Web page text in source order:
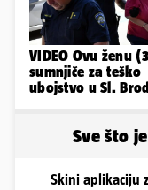
VIDEO Ovu ženu
sumnjiče za teško
ubojstvo u Sl.
Sve što
Skini aplikaciju